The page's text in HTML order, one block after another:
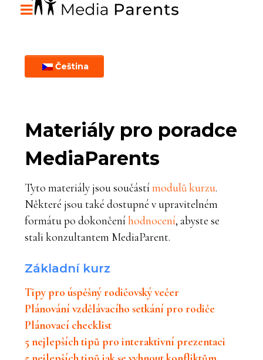
Čeština
Materiály pro poradce
MediaParents
Tyto materiály jsou součástí modulů kurzu.
Některé jsou také dostupné v upravitelném
formátu po dokončení hodnocení, abyste se
stali konzultantem MediaParent.
Základní kurz
Tipy pro úspěšný rodičovský večer
Plánování vzdělávacího setkání pro rodiče
Plánovací checklist
5 nejlepších tipů pro interaktivní prezentaci